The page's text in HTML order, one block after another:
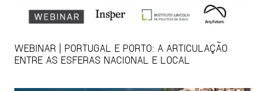
WEBINAR | PORTUGAL E PORTO: A ARTICULAÇÃO
ENTRE AS ESFERAS NACIONAL E LOCAL